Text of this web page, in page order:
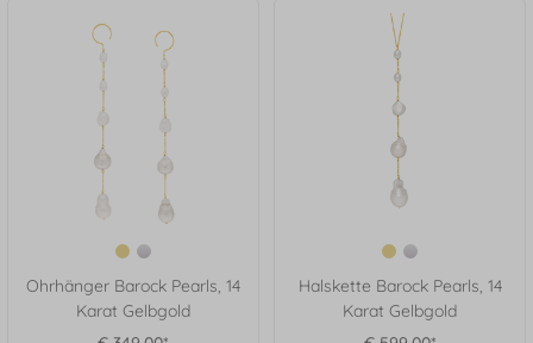
Ohrhänger Barock Pearls, 14
Karat Gelbgold
Halskette Barock Pearls, 14
Karat Gelbgold